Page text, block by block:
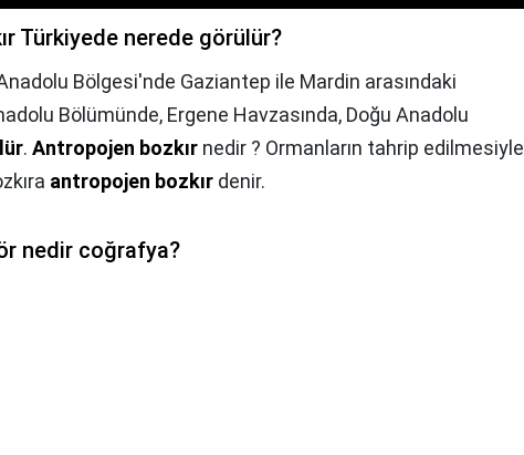
Türkiyede nerede görülür?
Bölgesi'nde Gaziantep ile Mardin arasındaki
Bölümünde, Ergene Havzasında, Doğu Anadolu
. Antropojen bozkır nedir ? Ormanların tahrip edilmesiyle
antropojen bozkır denir.
nedir coğrafya?